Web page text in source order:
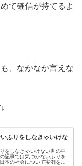
て確信が持てるよ
、なかなか言えな
ふりをしなきゃいけな
をしなきゃいけない世の中
記事では気づかないふりを
本の社会について実例をも